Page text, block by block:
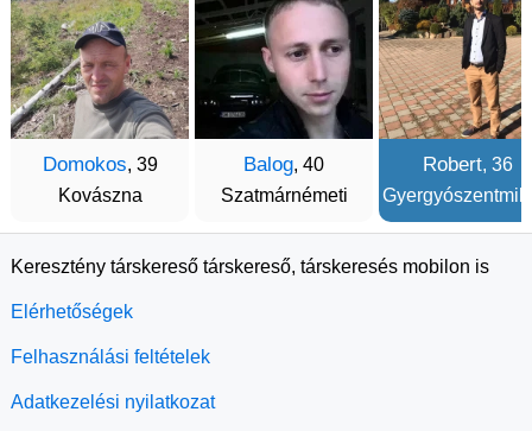
Domokos, 39
Kovászna
Balog, 40
Szatmárnémeti
Robert, 36
Keresztény társkereső társkereső, társkeresés mobilon is
Elérhetőségek
Felhasználási feltételek
Adatkezelési nyilatkozat